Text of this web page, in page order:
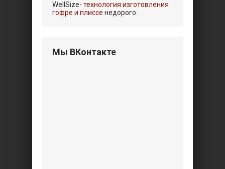
WellSize- технология изготовления
гофре и плиссе недорого.
Мы ВКонтакте